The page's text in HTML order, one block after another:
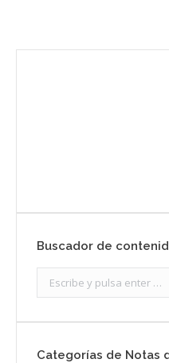
Buscador de
Categorías de Notas